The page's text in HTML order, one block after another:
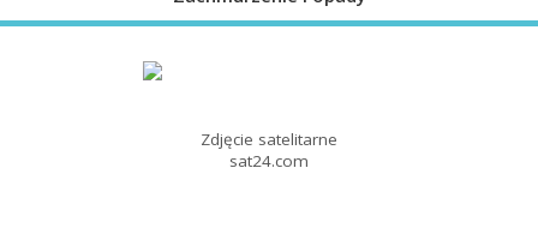
Zdjęcie satelitarne
sat24.com